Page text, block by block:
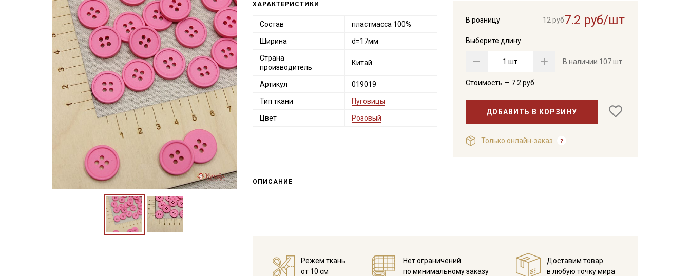
В розницу 12 руб7.2 руб/шт
Выберите длину
шт В наличии 107 шт
Стоимость — 7.2 руб
ДОБАВИТЬ В КОРЗИНУ
Только онлайн-заказ
ХАРАКТЕРИСТИКИ
Состав пластмасса 100%
Ширина d=17мм
Страна
производитель
Китай
Артикул 019019
Тип ткани Пуговицы
Цвет Розовый
ОПИСАНИЕ
Режем ткань
от 10 см
Нет ограничений
по минимальному заказу
Доставим товар
в любую точку мира